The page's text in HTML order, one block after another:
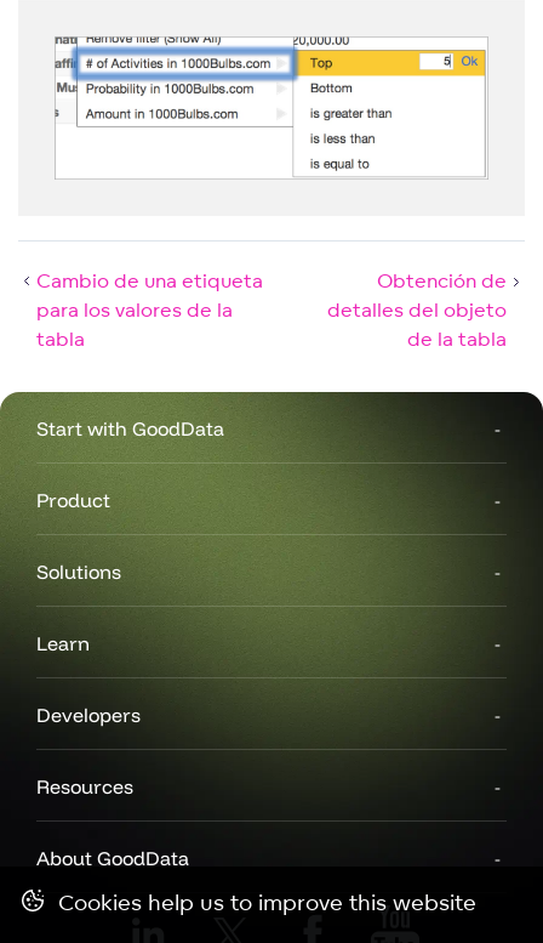
Cambio de una etiqueta
para los valores de la
tabla
Obtención de
detalles del objeto
de la tabla
Start with GoodData
Product
Solutions
Learn
Developers
Resources
About GoodData
Cookies help us to improve this website